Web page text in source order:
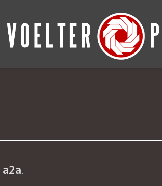
a2a.